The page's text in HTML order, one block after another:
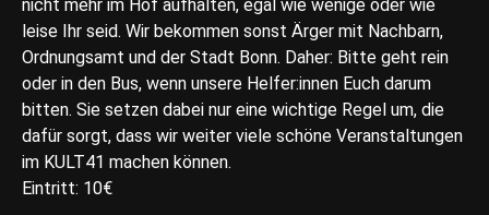
nicht mehr im Hof aufhalten, egal wie wenige oder wie
leise Ihr seid. Wir bekommen sonst Ärger mit Nachbarn,
Ordnungsamt und der Stadt Bonn. Daher: Bitte geht rein
oder in den Bus, wenn unsere Helfer:innen Euch darum
bitten. Sie setzen dabei nur eine wichtige Regel um, die
dafür sorgt, dass wir weiter viele schöne Veranstaltungen
im KULT41 machen können.
Eintritt: 10€